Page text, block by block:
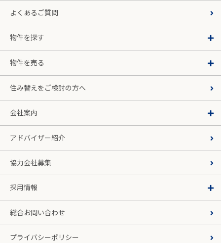
よくあるご質問
物件を探す
物件を売る
住み替えをご検討の方へ
会社案内
アドバイザー紹介
協力会社募集
採用情報
総合お問い合わせ
プライバシーポリシー